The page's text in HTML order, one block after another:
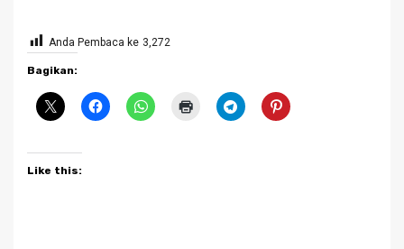
Anda Pembaca ke 3,272
Bagikan:
Like this: